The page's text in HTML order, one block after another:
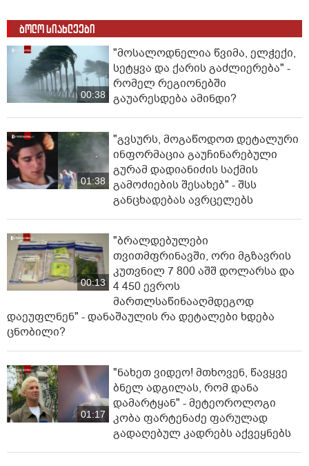
ბოლო სიახლეები
00:38
"მოსალოდნელია წვიმა, ელ­ჭე­ქი,
სე­ტყვა და ქა­რის გაძ­ლი­ე­რე­ბა" -
რომელ რეგიონებში
გაუარესდება ამინდი?
01:38
"გვსურს, მოგაწოდოთ დეტალური
ინფორმაცია გაუჩინარებული
გურამ დადიანიძის საქმის
გამოძიების შესახებ" - შსს
განცხადებას ავრცელებს
00:13
"ბრალდებულები
თვითმფრინავში, ორი მგზავრის
კუთვნილ 7 800 აშშ დოლარსა და
4 450 ევროს
მართლსაწინააღმდეგოდ
დაეუფლნენ" - დანაშაულის რა დეტალები ხდება
ცნობილი?
01:17
"ნახეთ ვიდეო! მთხოვენ, წავყვე
ბნელ ადგილას, რომ დანა
დამარტყან" - მეტეოროლოგი
კობა ფარტენაძე ფარულად
გადაღებულ კადრებს აქვეყნებს